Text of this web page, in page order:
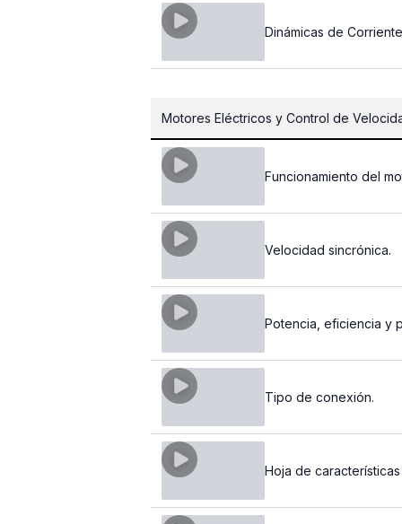
Dinámicas de
Motores Eléctricos y Control de
Funcionamiento del
Velocidad sincrónica.
Potencia, eficiencia y
Tipo de conexión.
Hoja de